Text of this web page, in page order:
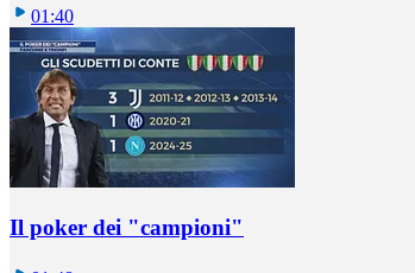
01:40
Il poker dei "campioni"